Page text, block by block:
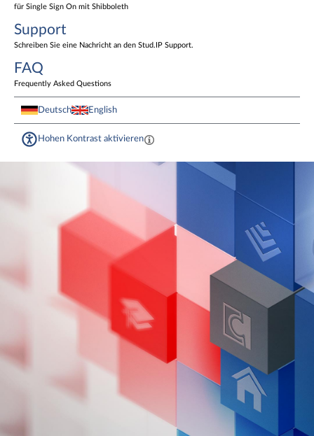
für Single Sign On mit Shibboleth
Support
Schreiben Sie eine Nachricht an den Stud.IP Support.
FAQ
Frequently Asked Questions
Deutsch English
Hohen Kontrast aktivieren